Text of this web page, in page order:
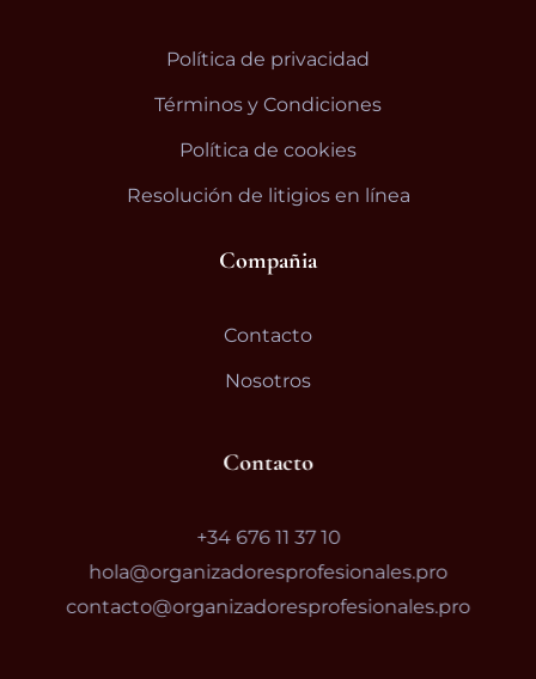
Política de privacidad
Términos y Condiciones
Política de cookies
Resolución de litigios en línea
Compañia
Contacto
Nosotros
Contacto
+34 676 11 37 10
hola@organizadoresprofesionales.pro
contacto@organizadoresprofesionales.pro